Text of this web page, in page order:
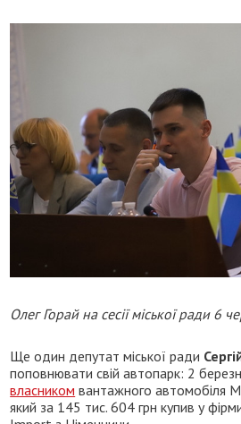
Олег Горай на сесії міської ради 6
Ще один депутат міської ради
поповнювати свій автопарк: 2
власником вантажного автомобіля
який за 145 тис. 604 грн купив у